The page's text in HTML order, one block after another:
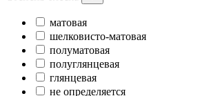
матовая
шелковисто-матовая
полуматовая
полуглянцевая
глянцевая
не определяется